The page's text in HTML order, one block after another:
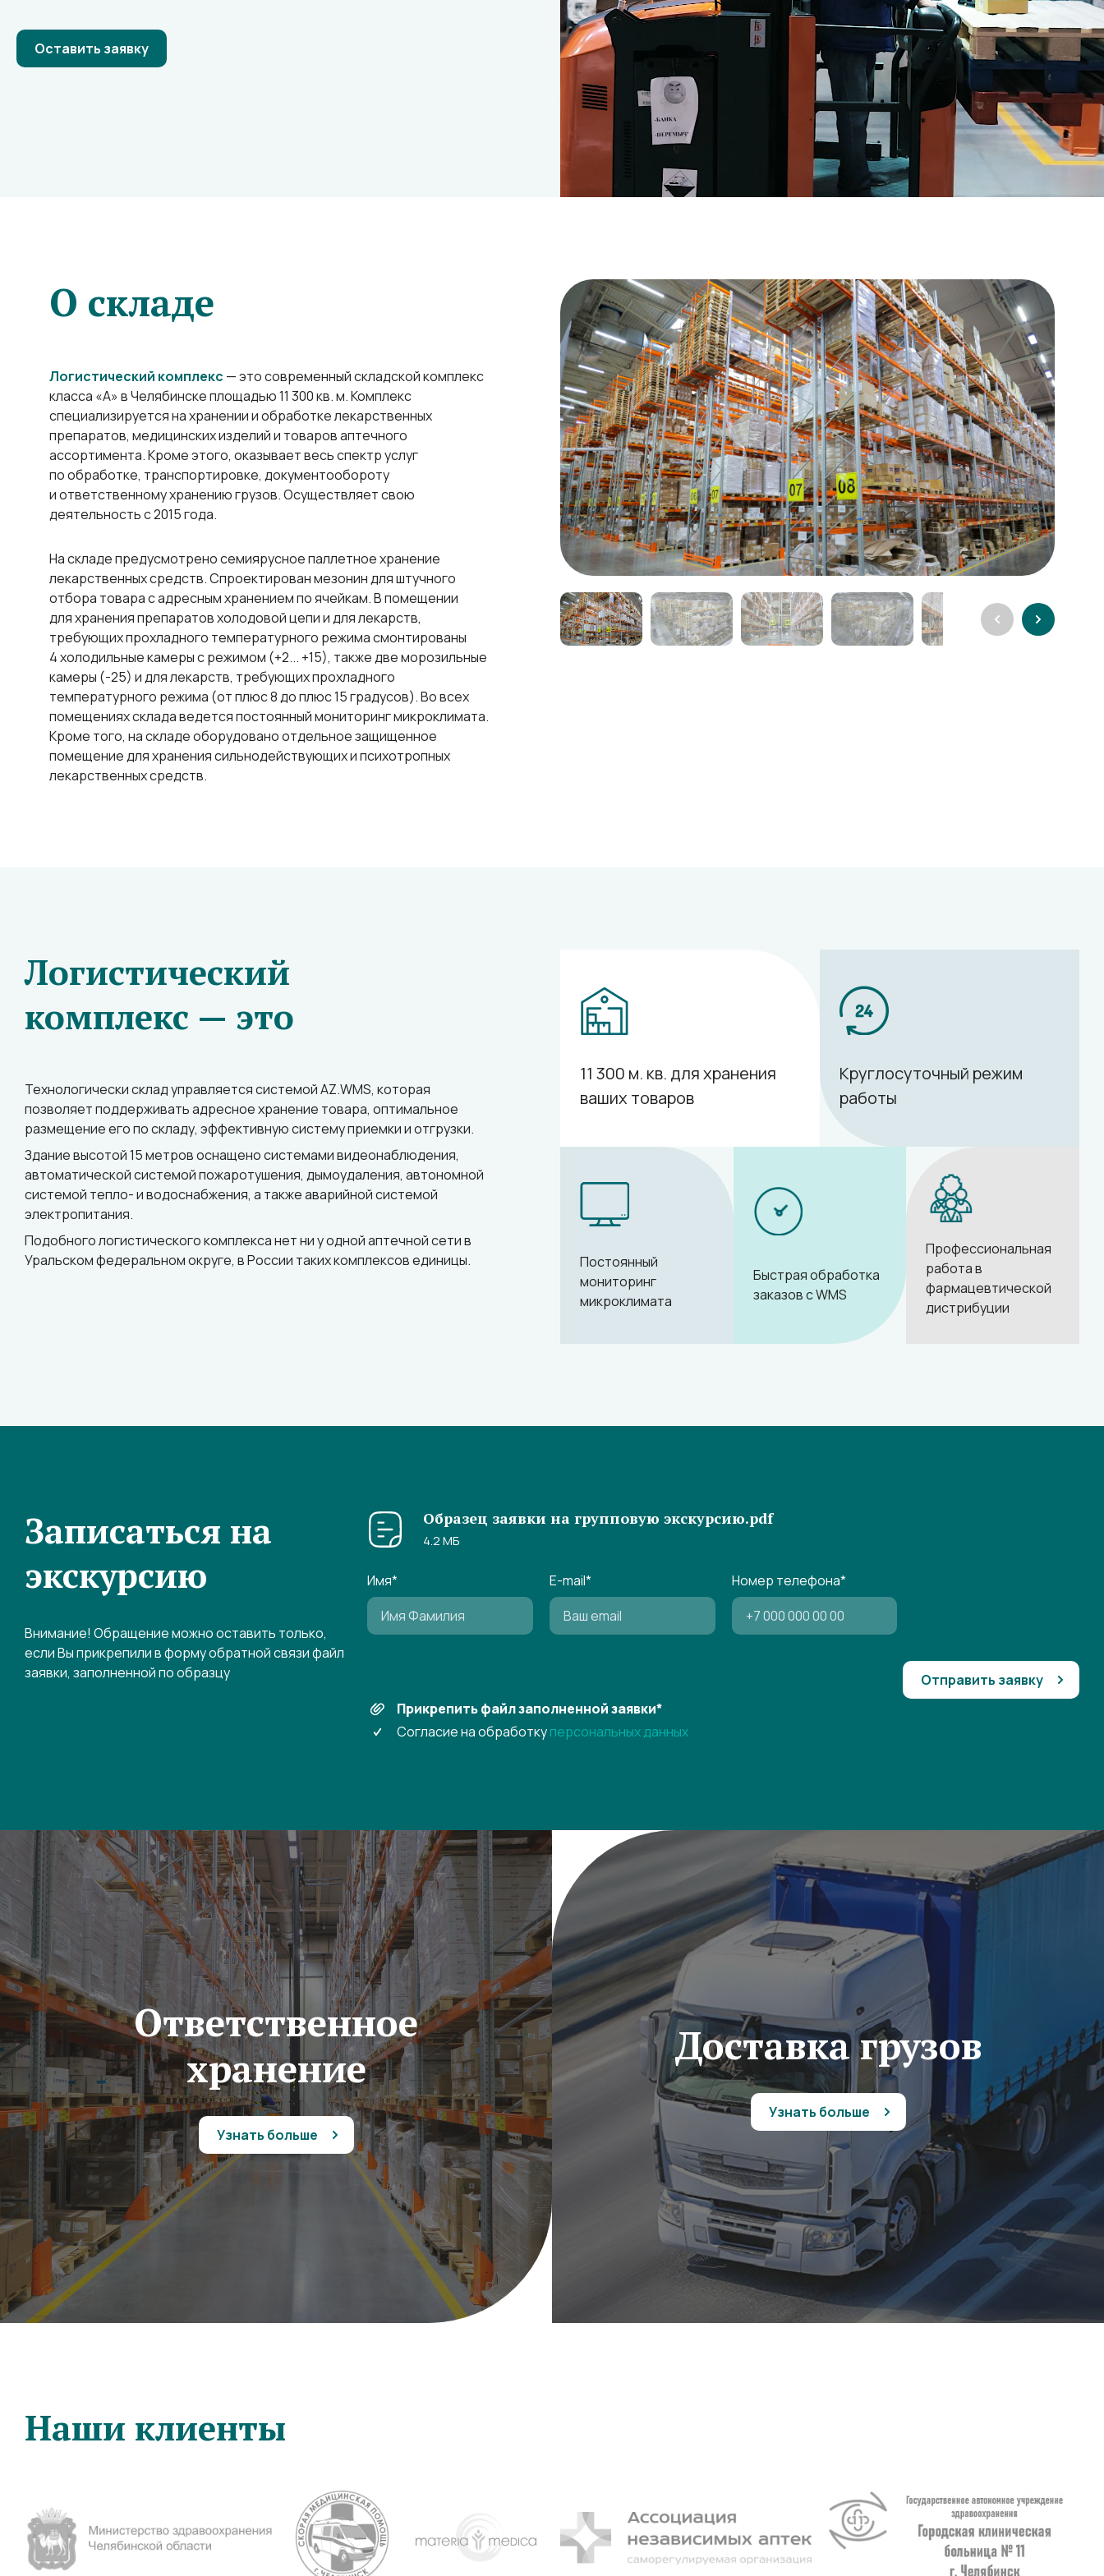
Оставить заявку
О складе
Логистический комплекс — это современный складской комплекс
класса «А» в Челябинске площадью 11 300 кв. м. Комплекс
специализируется на хранении и обработке лекарственных
препаратов, медицинских изделий и товаров аптечного
ассортимента. Кроме этого, оказывает весь спектр услуг
по обработке, транспортировке, документообороту
и ответственному хранению грузов. Осуществляет свою
деятельность с 2015 года.
На складе предусмотрено семиярусное паллетное хранение
лекарственных средств. Спроектирован мезонин для штучного
отбора товара с адресным хранением по ячейкам. В помещении
для хранения препаратов холодовой цепи и для лекарств,
требующих прохладного температурного режима смонтированы
4 холодильные камеры с режимом (+2... +15), также две морозильные
камеры (-25) и для лекарств, требующих прохладного
температурного режима (от плюс 8 до плюс 15 градусов). Во всех
помещениях склада ведется постоянный мониторинг микроклимата.
Кроме того, на складе оборудовано отдельное защищенное
помещение для хранения сильнодействующих и психотропных
лекарственных средств.
Логистический
комплекс — это
Технологически склад управляется системой AZ.WMS, которая
позволяет поддерживать адресное хранение товара, оптимальное
размещение его по складу, эффективную систему приемки и отгрузки.
Здание высотой 15 метров оснащено системами видеонаблюдения,
автоматической системой пожаротушения, дымоудаления, автономной
системой тепло- и водоснабжения, а также аварийной системой
электропитания.
Подобного логистического комплекса нет ни у одной аптечной сети в
Уральском федеральном округе, в России таких комплексов единицы.
11 300 м. кв. для хранения
ваших товаров
Круглосуточный режим
работы
Постоянный
мониторинг
микроклимата
Быстрая обработка
заказов с WMS
Профессиональная
работа в
фармацевтической
дистрибуции
Записаться на
экскурсию
Внимание! Обращение можно оставить только,
если Вы прикрепили в форму обратной связи файл
заявки, заполненной по образцу
Образец заявки на групповую экскурсию.pdf
4.2 МБ
Имя* E-mail* Номер телефона*
Прикрепить файл заполненной заявки*
Согласие на обработкуперсональных данных
Отправить заявку
Ответственное
хранение
Узнать больше
Доставка грузов
Узнать больше
Наши клиенты